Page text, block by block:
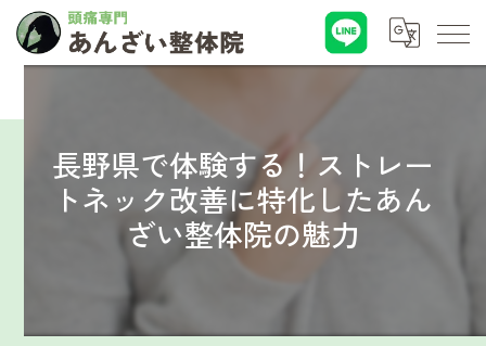
長野県で体験する！ストレー
トネック改善に特化したあん
ざい整体院の魅力